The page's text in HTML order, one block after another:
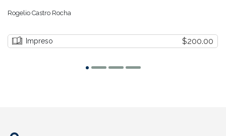
Rogelio Castro Rocha
Impreso $200.00